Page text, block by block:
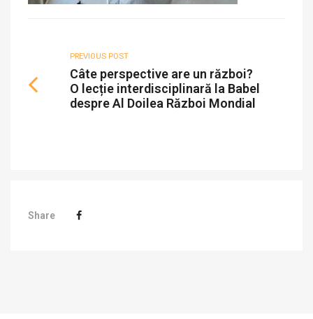
PREVIOUS POST
Câte perspective are un război?
O lecție interdisciplinară la Babel
despre Al Doilea Război Mondial
Share